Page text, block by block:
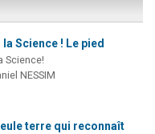
la Science ! Le pied
Science!
NESSIM
terre qui reconnaît